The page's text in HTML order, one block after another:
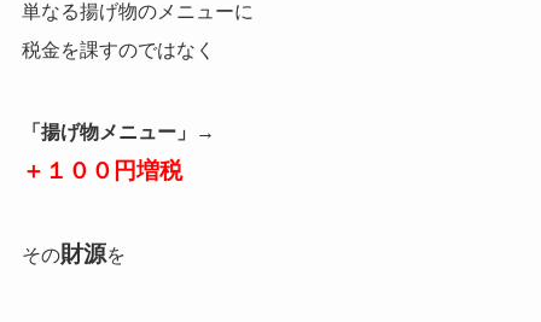
単なる揚げ物のメニューに
税金を課すのではなく
「揚げ物メニュー」→
＋１００円増税
その財源を